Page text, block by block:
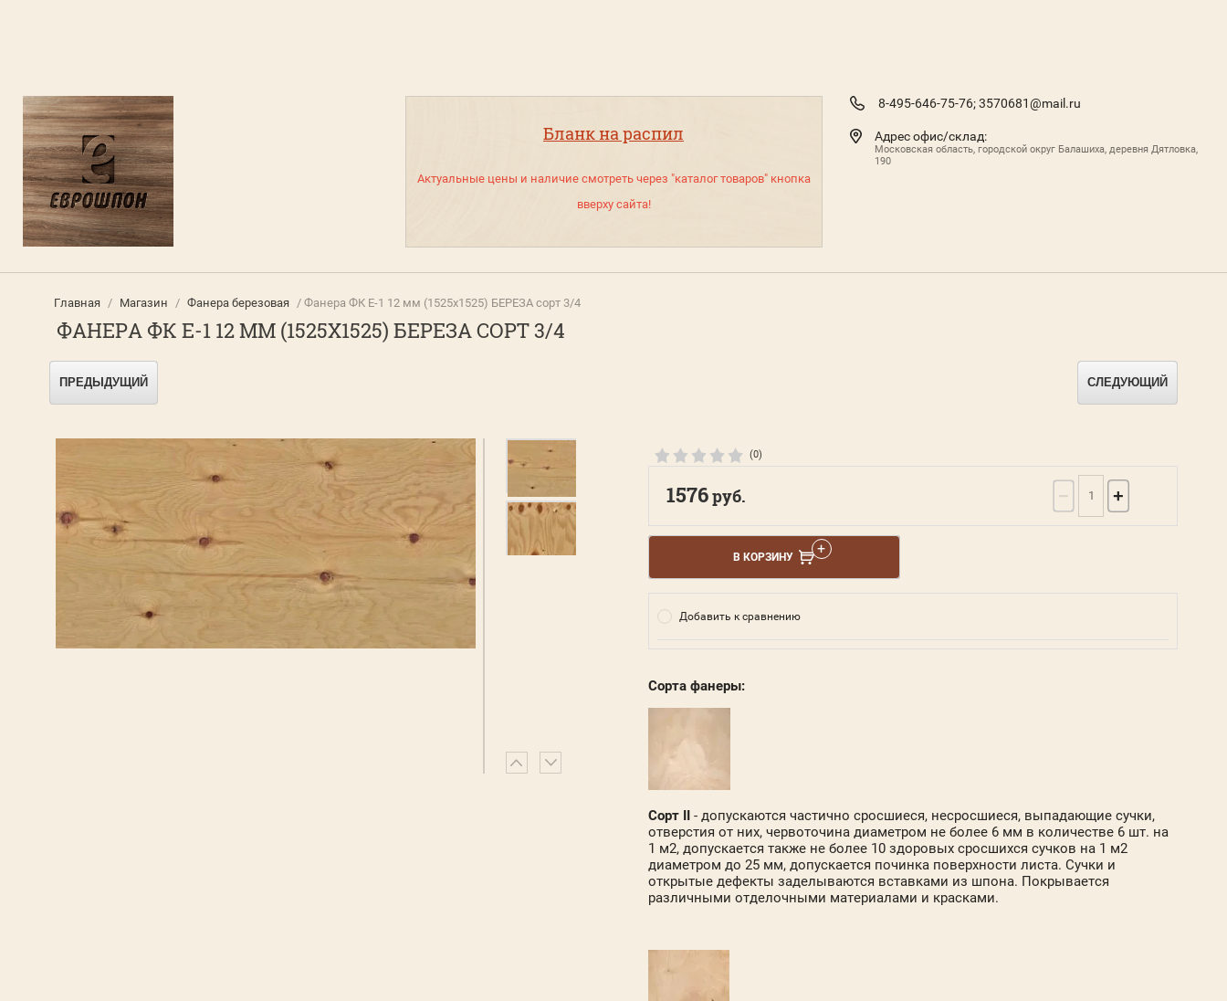
Бланк на распил
Актуальные цены и наличие смотреть через "каталог товаров" кнопка
вверху сайта!
8-495-646-75-76; 3570681@mail.ru
Адрес офис/склад:
Московская область, городской округ Балашиха, деревня Дятловка,
190
Главная / Магазин / Фанера березовая / Фанера ФК Е-1 12 мм (1525х1525) БЕРЕЗА сорт 3/4
ФАНЕРА ФК Е-1 12 ММ (1525Х1525) БЕРЕЗА СОРТ 3/4
ПРЕДЫДУЩИЙ СЛЕДУЮЩИЙ
(0)
1576руб. − +
В КОРЗИНУ
Добавить к сравнению
Сорта фанеры:
Сорт II - допускаются частично сросшиеся, несросшиеся, выпадающие сучки,
отверстия от них, червоточина диаметром не более 6 мм в количестве 6 шт. на
1 м2, допускается также не более 10 здоровых сросшихся сучков на 1 м2
диаметром до 25 мм, допускается починка поверхности листа. Сучки и
открытые дефекты заделываются вставками из шпона. Покрывается
различными отделочными материалами и красками.